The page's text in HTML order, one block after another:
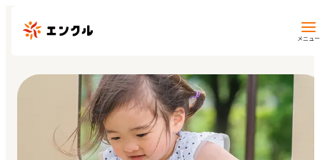
メニュー
保育園・幼稚園を探す
地図から探す